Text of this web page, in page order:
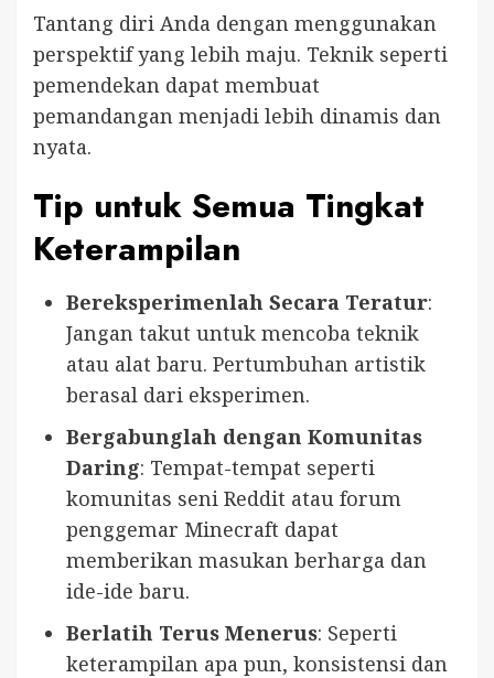
Tantang diri Anda dengan menggunakan
perspektif yang lebih maju. Teknik seperti
pemendekan dapat membuat
pemandangan menjadi lebih dinamis dan
nyata.
Tip untuk Semua Tingkat
Keterampilan
Bereksperimenlah Secara Teratur:
Jangan takut untuk mencoba teknik
atau alat baru. Pertumbuhan artistik
berasal dari eksperimen.
Bergabunglah dengan Komunitas
Daring: Tempat-tempat seperti
komunitas seni Reddit atau forum
penggemar Minecraft dapat
memberikan masukan berharga dan
ide-ide baru.
Berlatih Terus Menerus: Seperti
keterampilan apa pun, konsistensi dan